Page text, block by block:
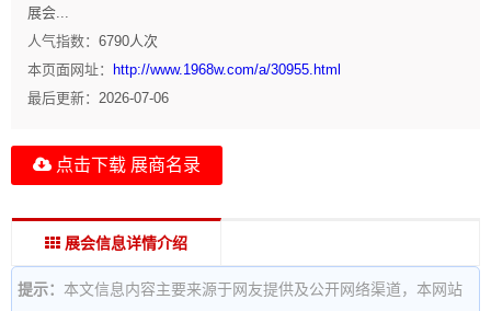
展会...
人气指数： 6790人次
本页面网址：
http://www.1968w.com/a/30955.html
最后更新： 2026-07-06
点击下载 展商名录
展会信息详情介绍
提示： 本文信息内容主要来源于网友提供及公开网络渠道，本网站